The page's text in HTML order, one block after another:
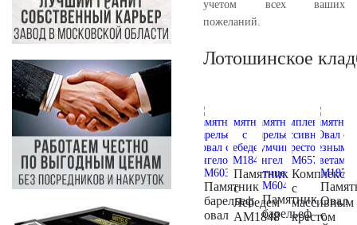
учетом всех ваших
пожеланий.
Лотошинское
Памятник
барельеф
овал
Памятник
с
Лебедем
AM1848
Памятник
барельеф
Комплекс
с
массивным
крестом
Овал
с